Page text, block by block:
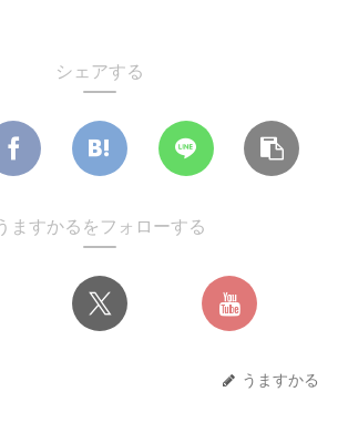
シェアする
ますかるをフォローする
うますかる